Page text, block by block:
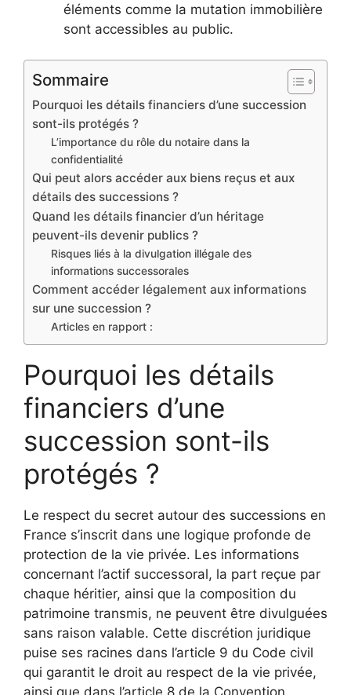
éléments comme la mutation immobilière
sont accessibles au public.
Sommaire
Pourquoi les détails financiers d’une succession
sont-ils protégés ?
L’importance du rôle du notaire dans la
confidentialité
Qui peut alors accéder aux biens reçus et aux
détails des successions ?
Quand les détails financier d’un héritage
peuvent-ils devenir publics ?
Risques liés à la divulgation illégale des
informations successorales
Comment accéder légalement aux informations
sur une succession ?
Articles en rapport :
Pourquoi les détails
financiers d’une
succession sont-ils
protégés ?
Le respect du secret autour des successions en
France s’inscrit dans une logique profonde de
protection de la vie privée. Les informations
concernant l’actif successoral, la part reçue par
chaque héritier, ainsi que la composition du
patrimoine transmis, ne peuvent être divulguées
sans raison valable. Cette discrétion juridique
puise ses racines dans l’article 9 du Code civil
qui garantit le droit au respect de la vie privée,
ainsi que dans l’article 8 de la Convention